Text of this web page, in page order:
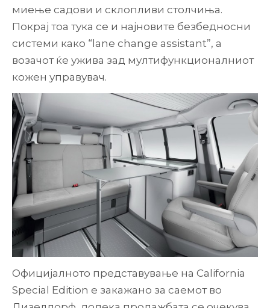
миење садови и склопливи столчиња.
Покрај тоа тука се и најновите безбедносни
системи како “lane change assistant”, а
возачот ќе ужива зад мултифункционалниот
кожен управувач.
Официјалното представување на California
Special Edition е закажано за саемот во